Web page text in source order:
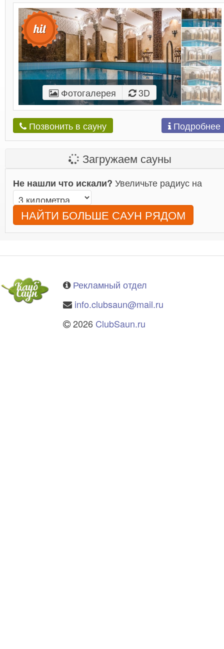
Фотогалерея 3D
Позвонить в сауну Подробнее
Загружаем сауны
Не нашли что искали? Увеличьте радиус на
НАЙТИ БОЛЬШЕ САУН РЯДОМ
Рекламный отдел
info.clubsaun@mail.ru
2026 ClubSaun.ru